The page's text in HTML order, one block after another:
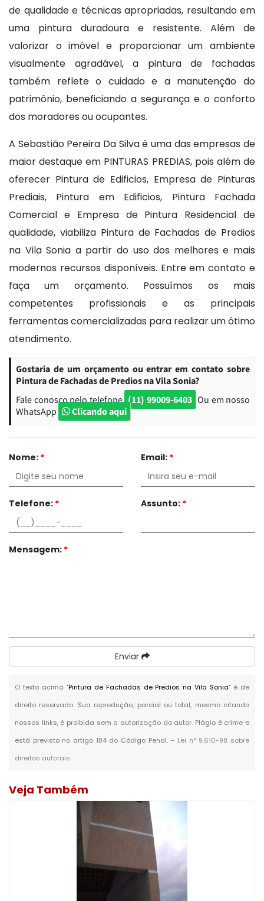
de qualidade e técnicas apropriadas, resultando em
uma pintura duradoura e resistente. Além de
valorizar o imóvel e proporcionar um ambiente
visualmente agradável, a pintura de fachadas
também reflete o cuidado e a manutenção do
patrimônio, beneficiando a segurança e o conforto
dos moradores ou ocupantes.
A Sebastião Pereira Da Silva é uma das empresas de
maior destaque em PINTURAS PREDIAS, pois além de
oferecer Pintura de Edificios, Empresa de Pinturas
Prediais, Pintura em Edificios, Pintura Fachada
Comercial e Empresa de Pintura Residencial de
qualidade, viabiliza Pintura de Fachadas de Predios
na Vila Sonia a partir do uso dos melhores e mais
modernos recursos disponíveis. Entre em contato e
faça um orçamento. Possuímos os mais
competentes profissionais e as principais
ferramentas comercializadas para realizar um ótimo
atendimento.
Gostaria de um orçamento ou entrar em contato sobre
Pintura de Fachadas de Predios na Vila Sonia?
Fale conosco pelo telefone (11) 99009-6403 Ou em nosso
WhatsApp
Clicando aqui
Nome: * Email: *
Telefone: * Assunto: *
Mensagem: *
Enviar
O texto acima "Pintura de Fachadas de Predios na Vila Sonia" é de
direito reservado. Sua reprodução, parcial ou total, mesmo citando
nossos links, é proibida sem a autorização do autor. Plágio é crime e
está previsto no artigo 184 do Código Penal. – Lei n° 9.610-98 sobre
direitos autorais.
Veja Também